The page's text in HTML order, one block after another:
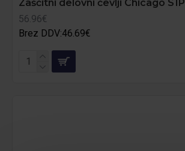
Zaščitni delovni čevlji Chicago S1P
56.96€
Brez DDV:46.69€